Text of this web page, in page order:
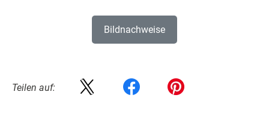
Bildnachweise
Teilen auf: